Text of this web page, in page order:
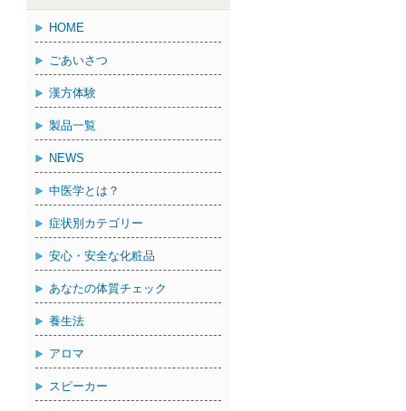
HOME
ごあいさつ
漢方体験
製品一覧
NEWS
中医学とは？
症状別カテゴリー
安心・安全な化粧品
あなたの体質チェック
養生法
アロマ
スピーカー